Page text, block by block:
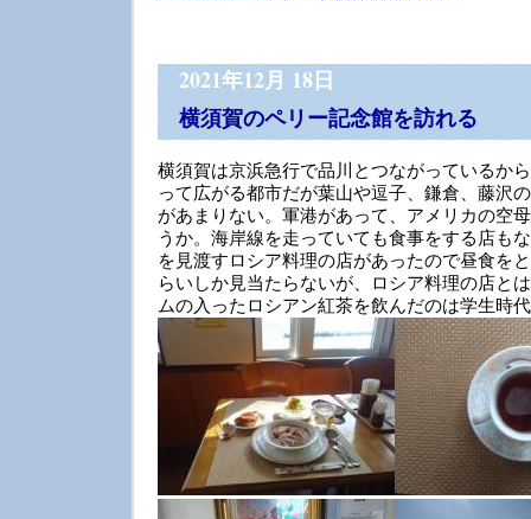
2021年12月 18日
横須賀のペリー記念館を訪れる
横須賀は京浜急行で品川とつながっているか
って広がる都市だが葉山や逗子、鎌倉、藤沢
があまりない。軍港があって、アメリカの空
うか。海岸線を走っていても食事をする店も
を見渡すロシア料理の店があったので昼食を
らいしか見当たらないが、ロシア料理の店と
ムの入ったロシアン紅茶を飲んだのは学生時